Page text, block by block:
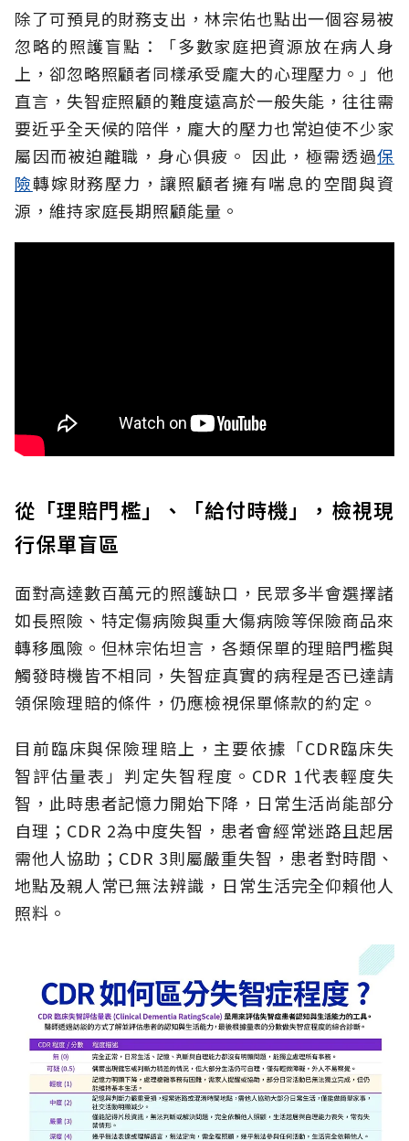
除了可預見的財務支出，林宗佑也點出一個容易被
忽略的照護盲點：「多數家庭把資源放在病人身
上，卻忽略照顧者同樣承受龐大的心理壓力。」他
直言，失智症照顧的難度遠高於一般失能，往往需
要近乎全天候的陪伴，龐大的壓力也常迫使不少家
屬因而被迫離職，身心俱疲。 因此，極需透過保
險轉嫁財務壓力，讓照顧者擁有喘息的空間與資
源，維持家庭長期照顧能量。
從「理賠門檻」、「給付時機」，檢視現
行保單盲區
面對高達數百萬元的照護缺口，民眾多半會選擇諸
如長照險、特定傷病險與重大傷病險等保險商品來
轉移風險。但林宗佑坦言，各類保單的理賠門檻與
觸發時機皆不相同，失智症真實的病程是否已達請
領保險理賠的條件，仍應檢視保單條款的約定。
目前臨床與保險理賠上，主要依據「CDR臨床失
智評估量表」判定失智程度。CDR 1代表輕度失
智，此時患者記憶力開始下降，日常生活尚能部分
自理；CDR 2為中度失智，患者會經常迷路且起居
需他人協助；CDR 3則屬嚴重失智，患者對時間、
地點及親人常已無法辨識，日常生活完全仰賴他人
照料。